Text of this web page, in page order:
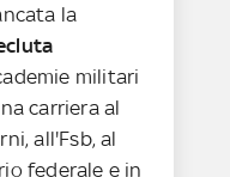
la
militari
carriera al
all'Fsb, al
federale e in